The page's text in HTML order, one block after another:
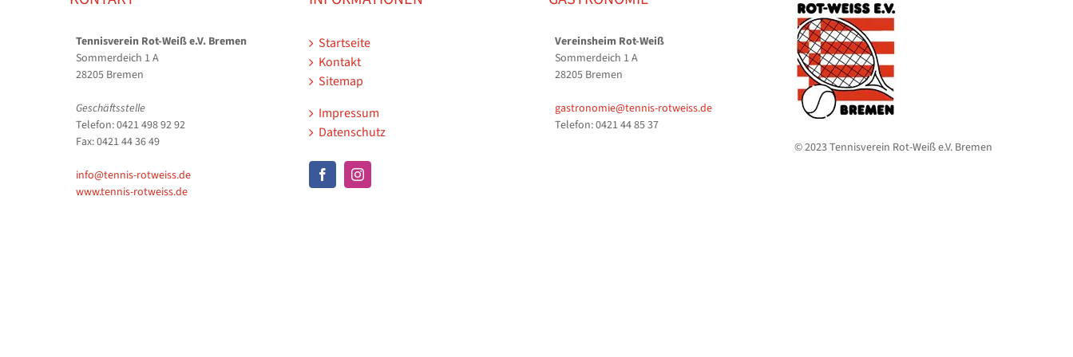
Tennisverein Rot-Weiß e.V. Bremen
Sommerdeich 1 A
28205 Bremen
Geschäftsstelle
Telefon: 0421 498 92 92
Fax: 0421 44 36 49
info@tennis-rotweiss.de
www.tennis-rotweiss.de
Startseite
Kontakt
Sitemap
Impressum
Datenschutz
Vereinsheim Rot-Weiß
Sommerdeich 1 A
28205 Bremen
gastronomie@tennis-rotweiss.de
Telefon: 0421 44 85 37
© 2023 Tennisverein Rot-Weiß e.V. Bremen